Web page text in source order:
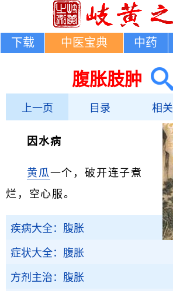
下载 中医宝典 中药
腹胀肢肿
上一页 目录 相关
因水病
黄瓜一个，破开连子煮
烂，空心服。
疾病大全：腹胀
症状大全：腹胀
方剂主治：腹胀